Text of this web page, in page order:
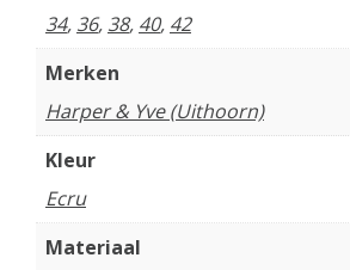
34, 36, 38, 40, 42
Merken
Harper & Yve (Uithoorn)
Kleur
Ecru
Materiaal